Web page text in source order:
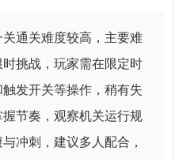
关通关难度较高，主要难
挑战，玩家需在限定时
发开关等操作，稍有失
节奏，观察机关运行规
冲刺，建议多人配合，